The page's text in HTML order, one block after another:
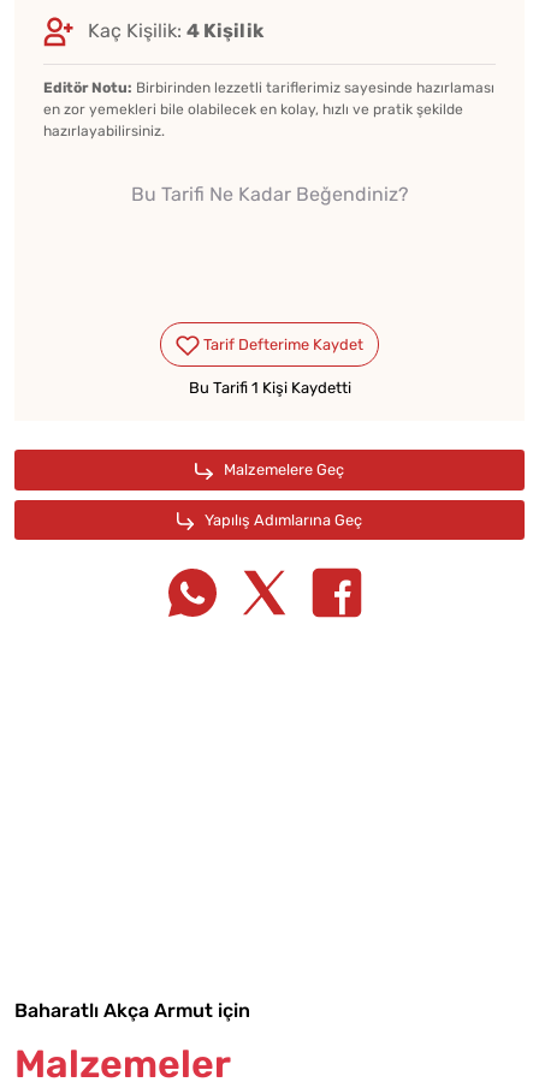
Kaç Kişilik: 4 Kişilik
Editör Notu: Birbirinden lezzetli tariflerimiz sayesinde hazırlaması
en zor yemekleri bile olabilecek en kolay, hızlı ve pratik şekilde
hazırlayabilirsiniz.
Bu Tarifi Ne Kadar Beğendiniz?
Bu Tarifi 1 Kişi Kaydetti
Baharatlı Akça Armut için
Malzemeler